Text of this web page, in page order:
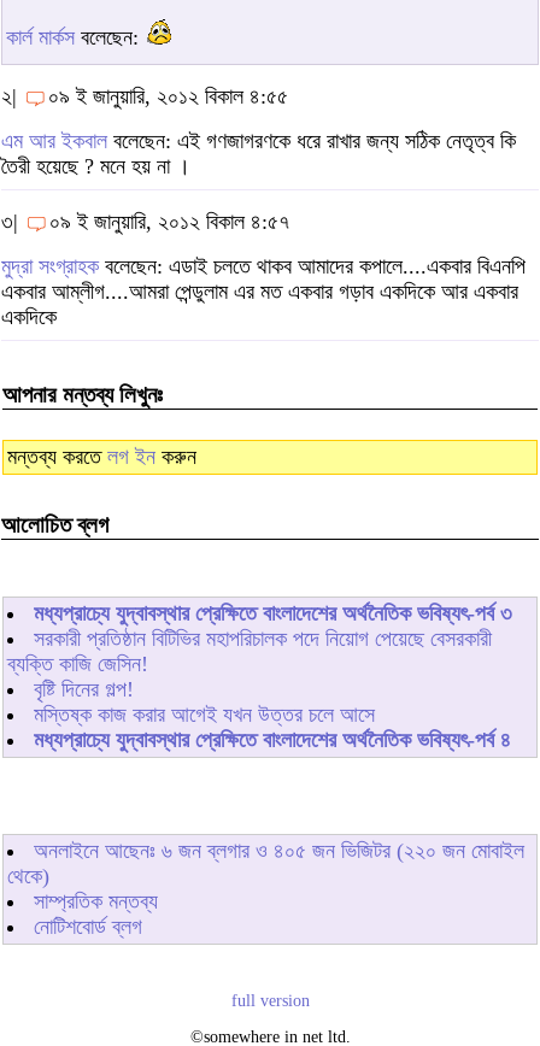
কার্ল মার্কস বলেছেন:
২|
০৯ ই জানুয়ারি, ২০১২ বিকাল ৪:৫৫
এম আর ইকবাল বলেছেন: এই গণজাগরণকে ধরে রাখার জন্য সঠিক নেতৃত্ব কি
তৈরী হয়েছে ? মনে হয় না ।
৩|
০৯ ই জানুয়ারি, ২০১২ বিকাল ৪:৫৭
মুদ্রা সংগ্রাহকবলেছেন: এডাই চলতে থাকব আমাদের কপালে....একবার বিএনপি
একবার আম্লীগ....আমরা পেন্ডুলাম এর মত একবার গড়াব একদিকে আর একবার
একদিকে
আপনার মন্তব্য লিখুনঃ
মন্তব্য করতে লগ ইন করুন
আলোচিত ব্লগ
মধ্যপ্রাচ্যে যুদ্বাবস্থার প্রেক্ষিতে বাংলাদেশের অর্থনৈতিক ভবিষ্যৎ-পর্ব ৩
সরকারী প্রতিষ্ঠান বিটিভির মহাপরিচালক পদে নিয়োগ পেয়েছে বেসরকারী
ব্যক্তি কাজি জেসিন!
বৃষ্টি দিনের গল্প!
মস্তিষ্ক কাজ করার আগেই যখন উত্তর চলে আসে
মধ্যপ্রাচ্যে যুদ্বাবস্থার প্রেক্ষিতে বাংলাদেশের অর্থনৈতিক ভবিষ্যৎ-পর্ব ৪
অনলাইনে আছেনঃ ৬ জন ব্লগার ও ৪০৫ জন ভিজিটর (২২০ জন মোবাইল
থেকে)
সাম্প্রতিক মন্তব্য
নোটিশবোর্ড ব্লগ
full version
©somewhere in net ltd.